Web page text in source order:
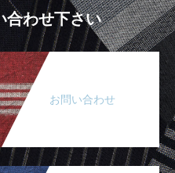
合わせ下さい
お問い合わせ